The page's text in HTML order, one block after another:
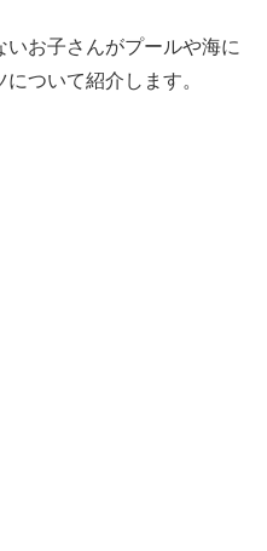
お子さんがプールや海に
ついて紹介します。